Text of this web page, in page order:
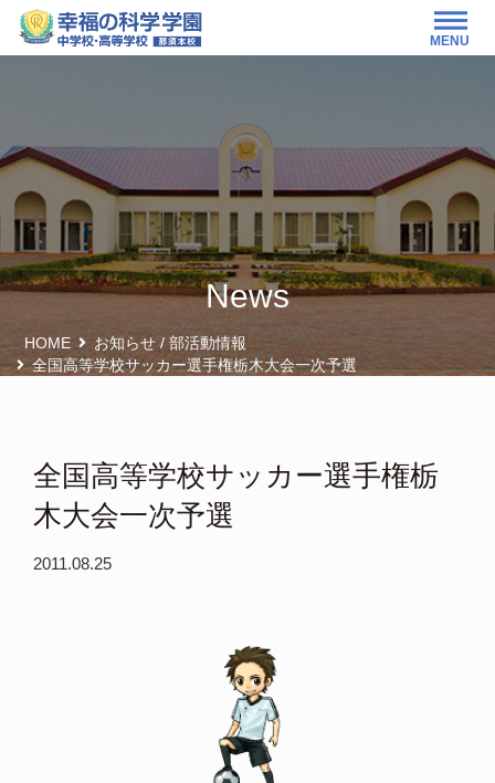
MENU
News
HOME お知らせ / 部活動情報
全国高等学校サッカー選手権栃木大会一次予選
全国高等学校サッカー選手権栃
木大会一次予選
2011.08.25